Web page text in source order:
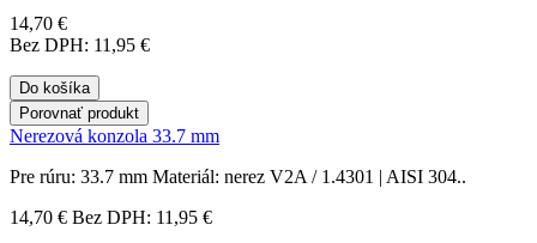
14,70 €
Bez DPH: 11,95 €
Do košíka
Porovnať produkt
Nerezová konzola 33.7 mm
Pre rúru: 33.7 mm Materiál: nerez V2A / 1.4301 | AISI 304..
14,70 € Bez DPH: 11,95 €